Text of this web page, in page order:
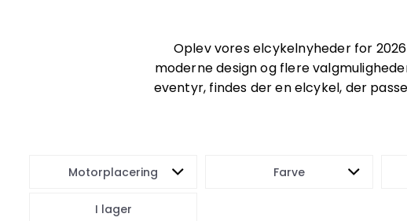
Oplev vores elcykelnyheder for
moderne design og flere
eventyr, findes der en elcykel, der
Motorplacering Farve
I lager